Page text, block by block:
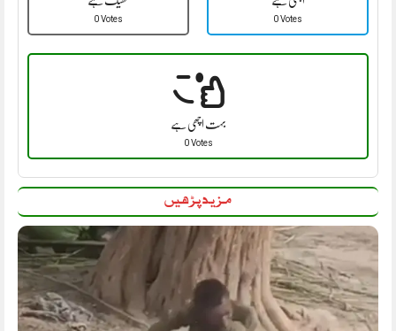
0 Votes 0 Votes
بہت اچھی ہے
0 Votes
مزید پڑھیں